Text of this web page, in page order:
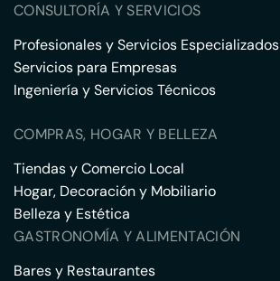
CONSULTORÍA Y SERVICIOS
Profesionales y Servicios Especializados
Servicios para Empresas
Ingeniería y Servicios Técnicos
COMPRAS, HOGAR Y BELLEZA
Tiendas y Comercio Local
Hogar, Decoración y Mobiliario
Belleza y Estética
GASTRONOMÍA Y ALIMENTACIÓN
Bares y Restaurantes